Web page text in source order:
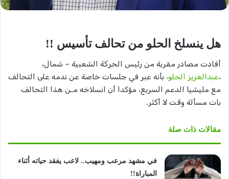
هل ينسلخ الحلو من تحالف تأسيس !!
أفادت مصادر مقربة من رئيس الحركة الشعبية – شمال،
،عبدالعزيز الحلو، بأنه عبر في جلسات خاصة عن ندمه على التحالف
مع مليشيا الدعم السريع، مؤكدا أن انسلاخه مـن هذا التحالف
بات مسألة وقت لا أكثر.
مقالات ذات صلة
في مشهد مرعب ومهيب.. لاعب يفقد حياته أثناء
المباراة!!